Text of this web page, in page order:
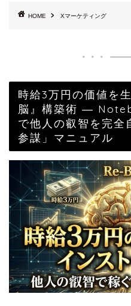
HOME Xマーケティング
時給3万円の価値を
脳』構築術 ―
で他人の叡智を完全
参謀」マニュアル